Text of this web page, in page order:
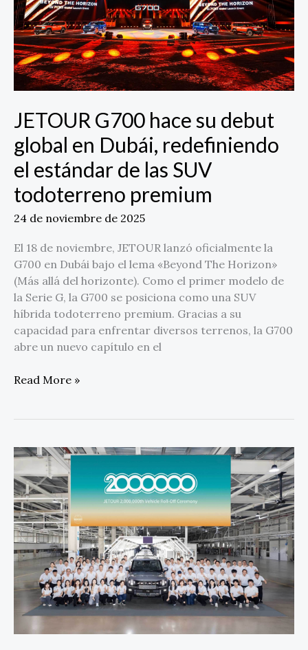
JETOUR G700 hace su debut
global en Dubái, redefiniendo
el estándar de las SUV
todoterreno premium
24 de noviembre de 2025
El 18 de noviembre, JETOUR lanzó oficialmente la
G700 en Dubái bajo el lema «Beyond The Horizon»
(Más allá del horizonte). Como el primer modelo de
la Serie G, la G700 se posiciona como una SUV
híbrida todoterreno premium. Gracias a su
capacidad para enfrentar diversos terrenos, la G700
abre un nuevo capítulo en el
en
Dubái,
redefiniendo
el
estándar
de
SUV
todoterreno
premium
Read More »
JETOUR
alcanza
los
2
millones
de
ventas
en
7
años,
marcando
una